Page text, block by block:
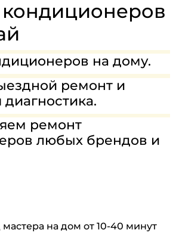
75
на дому.
ремонт и
ремонт
любых брендов и
на дом от 10-40 минут